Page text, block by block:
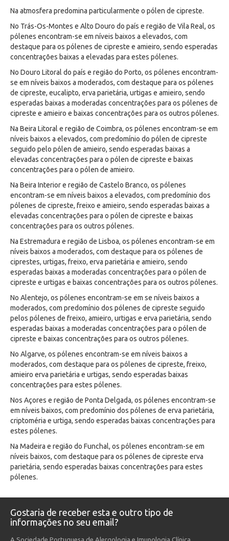
Na atmosfera predomina particularmente o pólen de cipreste.
No Trás-Os-Montes e Alto Douro do país e região de Vila Real, os
pólenes encontram-se em níveis baixos a elevados, com
destaque para os pólenes de cipreste e amieiro, sendo esperadas
concentrações baixas a elevadas para estes pólenes.
No Douro Litoral do país e região do Porto, os pólenes encontram-
se em níveis baixos a moderados, com destaque para os pólenes
de cipreste, eucalipto, erva parietária, urtigas e amieiro, sendo
esperadas baixas a moderadas concentrações para os pólenes de
cipreste e amieiro e baixas concentrações para os outros pólenes.
Na Beira Litoral e região de Coimbra, os pólenes encontram-se em
níveis baixos a elevados, com predomínio do pólen de cipreste
seguido pelo pólen de amieiro, sendo esperadas baixas a
elevadas concentrações para o pólen de cipreste e baixas
concentrações para o pólen de amieiro.
Na Beira Interior e região de Castelo Branco, os pólenes
encontram-se em níveis baixos a elevados, com predomínio dos
pólenes de cipreste, freixo e amieiro, sendo esperadas baixas a
elevadas concentrações para o pólen de cipreste e baixas
concentrações para os outros pólenes.
Na Estremadura e região de Lisboa, os pólenes encontram-se em
níveis baixos a moderados, com destaque para os pólenes de
ciprestes, urtigas, freixo, erva parietária e amieiro, sendo
esperadas baixas a moderadas concentrações para o pólen de
cipreste e urtigas e baixas concentrações para os outros pólenes.
No Alentejo, os pólenes encontram-se em se níveis baixos a
moderados, com predomínio dos pólenes de cipreste seguido
pelos pólenes de freixo, amieiro, urtigas e erva parietária, sendo
esperadas baixas a moderadas concentrações para o pólen de
cipreste e baixas concentrações para os outros pólenes.
No Algarve, os pólenes encontram-se em níveis baixos a
moderados, com destaque para os pólenes de cipreste, freixo,
amieiro erva parietária e urtigas, sendo esperadas baixas
concentrações para estes pólenes.
Nos Açores e região de Ponta Delgada, os pólenes encontram-se
em níveis baixos, com predomínio dos pólenes de erva parietária,
criptoméria e urtiga, sendo esperadas baixas concentrações para
estes pólenes.
Na Madeira e região do Funchal, os pólenes encontram-se em
níveis baixos, com destaque para os pólenes de cipreste erva
parietária, sendo esperadas baixas concentrações para estes
pólenes.
Gostaria de receber esta e outro tipo de
informações no seu email?
A Sociedade Portuguesa de Alergologia e Imunologia Clínica